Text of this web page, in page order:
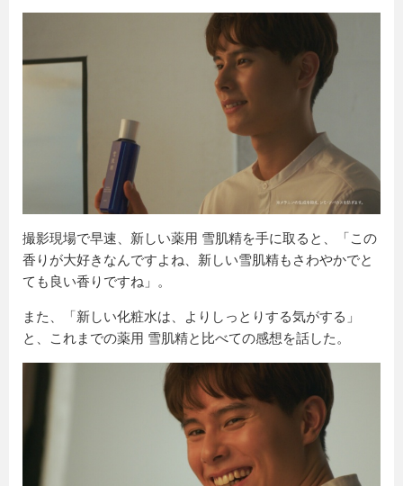
撮影現場で早速、新しい薬用 雪肌精を手に取ると、「この
香りが大好きなんですよね、新しい雪肌精もさわやかでと
ても良い香りですね」。
また、「新しい化粧水は、よりしっとりする気がする」
と、これまでの薬用 雪肌精と比べての感想を話した。